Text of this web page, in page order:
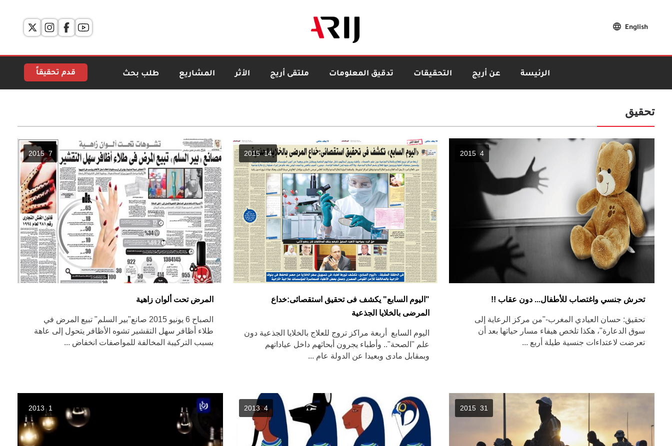
English
الرئيسة عن أريج التحقيقات تدقيق المعلومات ملتقى أريج الأثر المشاريع طلب بحث قدم تحقيقاً
تحقيق
4 2015
تحرش جنسي واغتصاب للأطفال... دون عقاب !!
تحقيق: حسان العيادي المغرب-"من مركز الرعاية إلى
سوق الدعارة"، هكذا تلخص هيفاء مسار حياتها بعد أن
تعرضت لاعتداءات جنسية طيلة أربع ...
14 2015
"اليوم السابع" يكشف فى تحقيق استقصائى:خداع
المرضى بالخلايا الجذعية
اليوم السابع أربعة مراكز تروج للعلاج بالخلايا الجذعية دون
علم "الصحة".. وأطباء يجرون أبحاثهم داخل عياداتهم
وبمقابل مادى وبعيدا عن الدولة عام ...
7 2015
المرض تحت ألوان زاهية
الصباح 6 يونيو 2015 صانع"بير السلم" تبيع المرض في
طلاء أظافر سهل التقشير تشوه الأظافر يتحول إلى عاهة
بسبب التركيبة المخالفة للمواصفات انخفاض ...
31 2015
4 2013
1 2013